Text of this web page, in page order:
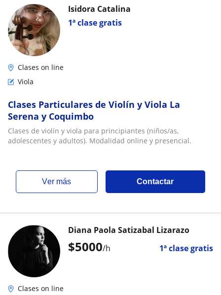
1ª clase gratis
Isidora Catalina
Clases on line
Viola
Clases Particulares de Violín y Viola La
Serena y Coquimbo
Clases de violín y viola para principiantes (niños/as,
adolescentes y adultos). Modalidad online y presencial.
ver más Contactar
$5000/h 1ª clase gratis
Diana Paola Satizabal Lizarazo
Clases on line